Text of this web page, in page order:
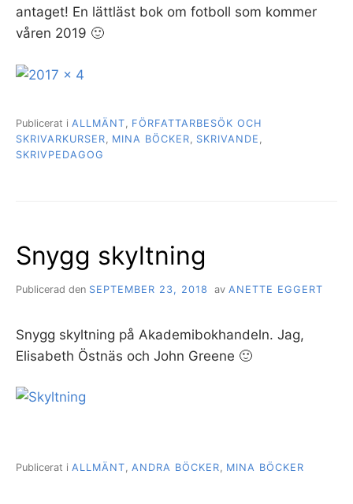
antaget! En lättläst bok om fotboll som kommer
våren 2019 🙂
Publicerat i ALLMÄNT
FÖRFATTARBESÖK OCH
SKRIVARKURSER
MINA BÖCKER SKRIVANDE
SKRIVPEDAGOG
Snygg skyltning
Publicerad den SEPTEMBER 23, 2018 av ANETTE EGGERT
Snygg skyltning på Akademibokhandeln. Jag,
Elisabeth Östnäs och John Greene 🙂
Publicerat i ALLMÄNT ANDRA BÖCKER MINA BÖCKER